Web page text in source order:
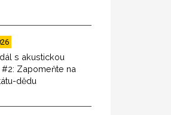
s akustickou
Zapomeňte na
dědu